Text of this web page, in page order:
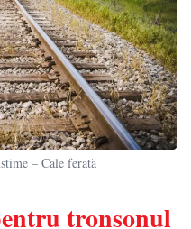
– Cale ferată
tronsonul